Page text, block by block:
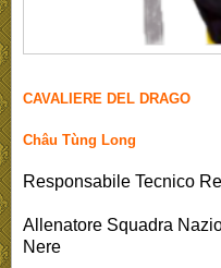
CAVALIERE DEL DRAGO
Châu Tùng Long
Responsabile Tecnico
Allenatore Squadra
Nere